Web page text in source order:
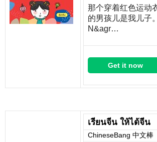
那个穿着红色运动
的男孩儿是我儿子。
N&agr…
Get it now
เรียนจีน ให้ได้จีน
ChineseBang 中文棒